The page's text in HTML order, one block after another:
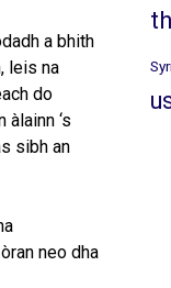
a bhith
leis na
do
àlainn ‘s
sibh an
neo dha